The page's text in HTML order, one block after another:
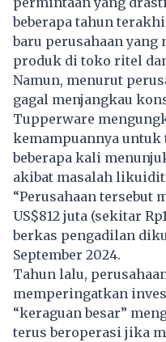
beberapa tahun
baru perusahaan yang
produk di toko ritel
Namun, menurut
gagal menjangkau
Tupperware
kemampuannya untuk
beberapa kali
akibat masalah
“Perusahaan tersebut
US$812 juta (sekitar
berkas pengadilan
September 2024.
Tahun lalu,
memperingatkan
“keraguan besar”
terus beroperasi jika